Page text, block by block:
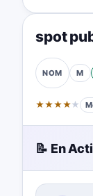
spot
NOM M
★★★★★
📝 En